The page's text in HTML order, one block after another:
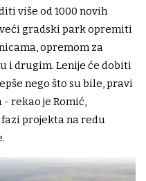
više od 1000 novih
gradski park opremiti
opremom za
i drugim. Lenije će dobiti
nego što su bile, pravi
rekao je Romić,
projekta na redu